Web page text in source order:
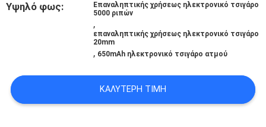
PRIVACY
Υψηλό φως:
Επαναληπτικής χρήσεως ηλεκτρονικό τσιγάρο
5000 ριπών
,
επαναληπτικής χρήσεως ηλεκτρονικό τσιγάρο
20mm
, 650mAh ηλεκτρονικό τσιγάρο ατμού
ΚΑΛΎΤΕΡΗ ΤΙΜΉ